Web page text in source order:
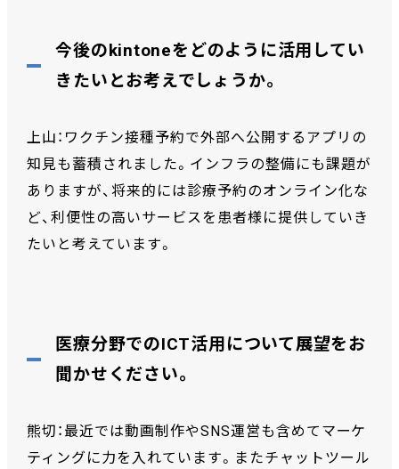
今後のkintoneをどのように活用してい
きたいとお考えでしょうか。
上山：ワクチン接種予約で外部へ公開するアプリの
知見も蓄積されました。インフラの整備にも課題が
ありますが、将来的には診療予約のオンライン化な
ど、利便性の高いサービスを患者様に提供していき
たいと考えています。
医療分野でのICT活用について展望をお
聞かせください。
熊切：最近では動画制作やSNS運営も含めてマーケ
ティングに力を入れています。またチャットツール